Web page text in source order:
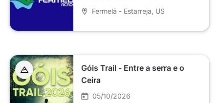
Fermelã - Estarreja , US
Góis Trail - Entre a serra e o
Ceira
05/10/2026